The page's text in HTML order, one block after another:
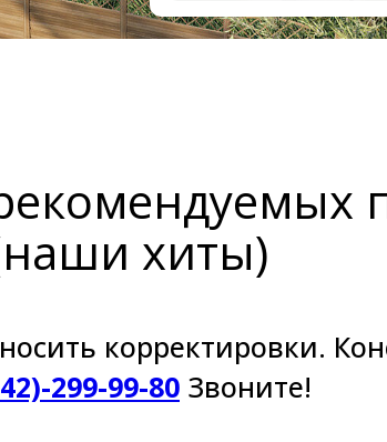
хиты)
корректировки.
299-99-80 Звоните!